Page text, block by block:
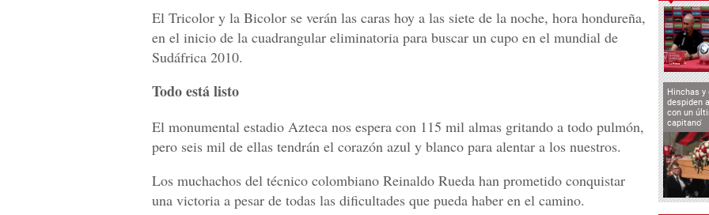
El Tricolor y la Bicolor se verán las caras hoy a las siete de la noche, hora hondureña,
en el inicio de la cuadrangular eliminatoria para buscar un cupo en el mundial de
Sudáfrica 2010.
Todo está listo
El monumental estadio Azteca nos espera con 115 mil almas gritando a todo pulmón,
pero seis mil de ellas tendrán el corazón azul y blanco para alentar a los nuestros.
Los muchachos del técnico colombiano Reinaldo Rueda han prometido conquistar
una victoria a pesar de todas las dificultades que pueda haber en el camino.
Hinchas y
despiden
con un
capitano'